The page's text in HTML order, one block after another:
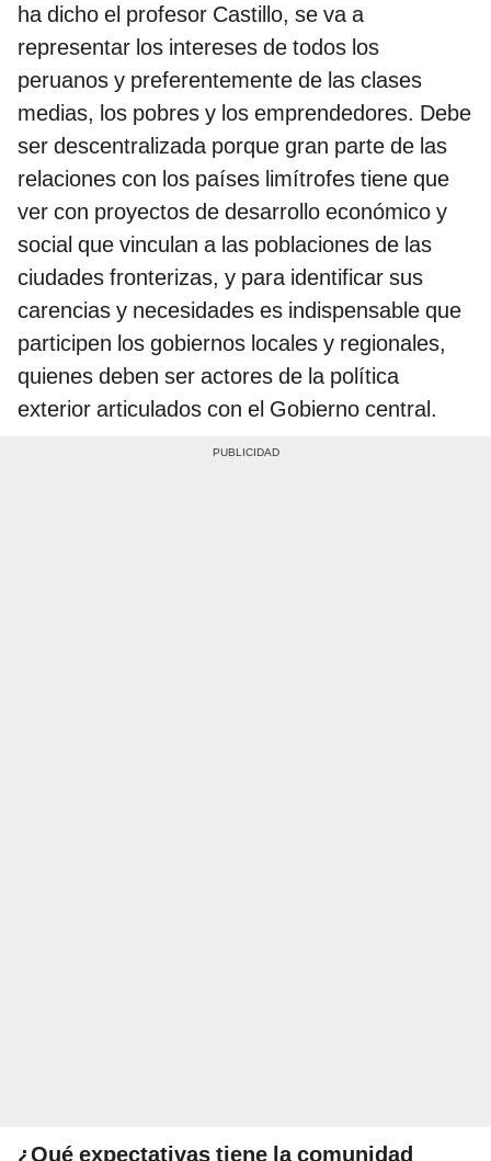
ha dicho el profesor Castillo, se va a
representar los intereses de todos los
peruanos y preferentemente de las clases
medias, los pobres y los emprendedores. Debe
ser descentralizada porque gran parte de las
relaciones con los países limítrofes tiene que
ver con proyectos de desarrollo económico y
social que vinculan a las poblaciones de las
ciudades fronterizas, y para identificar sus
carencias y necesidades es indispensable que
participen los gobiernos locales y regionales,
quienes deben ser actores de la política
exterior articulados con el Gobierno central.
¿Qué expectativas tiene la comunidad